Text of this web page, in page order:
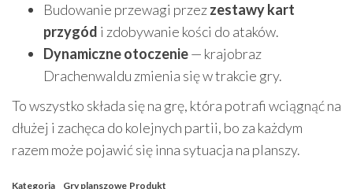
Budowanie przewagi przezzestawy kart
przygód i zdobywanie kości do ataków.
Dynamiczne otoczenie— krajobraz
Drachenwaldu zmienia się w trakcie gry.
To wszystko składa się na grę, która potrafi wciągnąć na
dłużej i zachęca do kolejnych partii, bo za każdym
razem może pojawić się inna sytuacja na planszy.
Kategoria Gry planszowe Produkt